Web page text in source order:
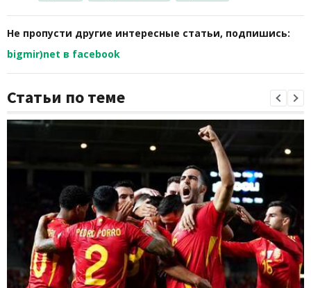
Не пропусти другие интересные статьи, подпишись:
bigmir)net в facebook
Статьи по теме